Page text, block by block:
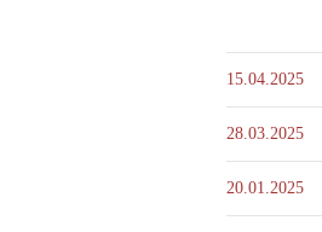
15.04.2025
28.03.2025
20.01.2025